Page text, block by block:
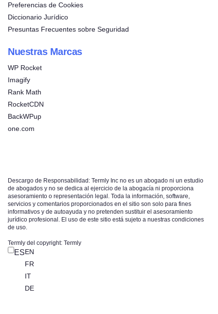
Preferencias de Cookies
Diccionario Jurídico
Presuntas Frecuentes sobre Seguridad
Nuestras Marcas
WP Rocket
Imagify
Rank Math
RocketCDN
BackWPup
one.com
Descargo de Responsabilidad: Termly Inc no es un abogado ni un estudio
de abogados y no se dedica al ejercicio de la abogacía ni proporciona
asesoramiento o representación legal. Toda la información, software,
servicios y comentarios proporcionados en el sitio son solo para fines
informativos y de autoayuda y no pretenden sustituir el asesoramiento
jurídico profesional. El uso de este sitio está sujeto a nuestras condiciones
de uso.
Termly del copyright: Termly
ESEN
FR
IT
DE